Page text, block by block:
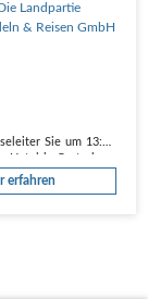
Sie um 13:30
erfahren